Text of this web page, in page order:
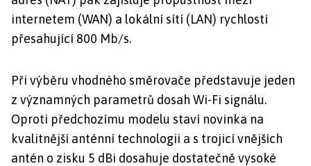
internetem (WAN) a lokální sítí (LAN) rychlostí
přesahující 800 Mb/s.
Při výběru vhodného směrovače představuje jeden
z významných parametrů dosah Wi-Fi signálu.
Oproti předchozímu modelu staví novinka na
kvalitnější anténní technologii a s trojicí vnějších
antén o zisku 5 dBi dosahuje dostatečně vysoké